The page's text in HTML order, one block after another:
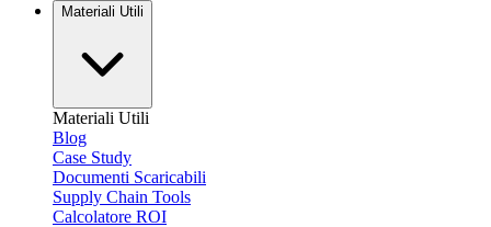
Materiali Utili
Materiali Utili
Blog
Case Study
Documenti Scaricabili
Supply Chain Tools
Calcolatore ROI